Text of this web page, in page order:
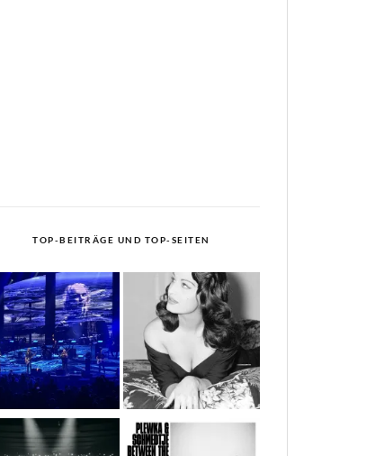
TOP-BEITRÄGE UND TOP-SEITEN